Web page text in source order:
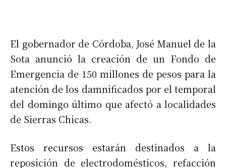
El gobernador de Córdoba, José Manuel de la
Sota anunció la creación de un Fondo de
Emergencia de 150 millones de pesos para la
atención de los damnificados por el temporal
del domingo último que afectó a localidades
de Sierras Chicas.
Estos recursos estarán destinados a la
reposición de electrodomésticos, refacción